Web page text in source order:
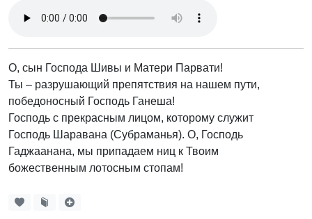
О, сын Господа Шивы и Матери Парвати!
Ты – разрушающий препятствия на нашем пути,
победоносный Господь Ганеша!
Господь с прекрасным лицом, которому служит
Господь Шаравана (Субраманья). О, Господь
Гаджаанана, мы припадаем ниц к Твоим
божественным лотосным стопам!